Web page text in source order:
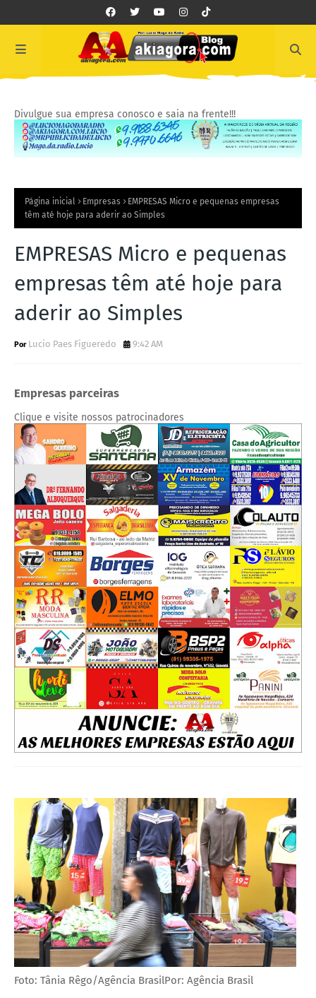
Divulgue sua empresa conosco e saia na frente!!!
Página inicial Empresas
EMPRESAS Micro e pequenas empresas
têm até hoje para aderir ao Simples
EMPRESAS Micro e pequenas
empresas têm até hoje para
aderir ao Simples
Lucio Paes Figueredo 9:42 AM
Empresas parceiras
Clique e visite nossos patrocinadores
Foto: Tânia Rêgo/Agência BrasilPor: Agência Brasil